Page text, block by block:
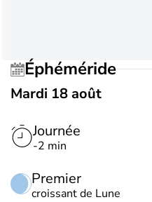
Éphéméride
Mardi 18 août
Journée
-2 min
Premier
croissant de Lune